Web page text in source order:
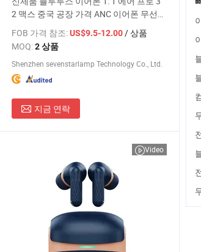
2 맥스 중국 공장 가격 ANC 이어폰 무선
헤드폰 TWS
FOB 가격 참조:US$9.5-12.00/ 상품
MOQ:2 상품
Shenzhen sevenstarlamp Technology Co., Ltd.
지금 연락
Video